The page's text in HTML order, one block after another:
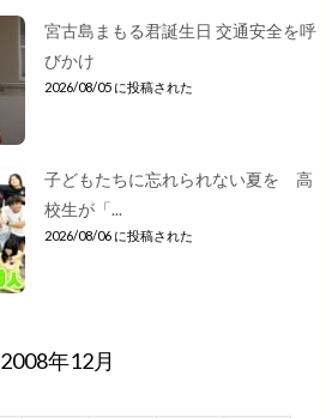
宮古島まもる君誕生日 交通安全を呼
びかけ
2026/08/05 に投稿された
子どもたちに忘れられない夏を 高
校生が「...
2026/08/06 に投稿された
2008年12月